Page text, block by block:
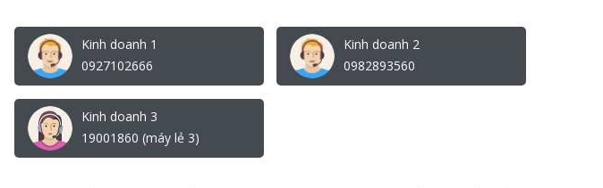
Kinh doanh 1
0927102666
Kinh doanh 2
0982893560
Kinh doanh 3
19001860 (máy lẻ 3)